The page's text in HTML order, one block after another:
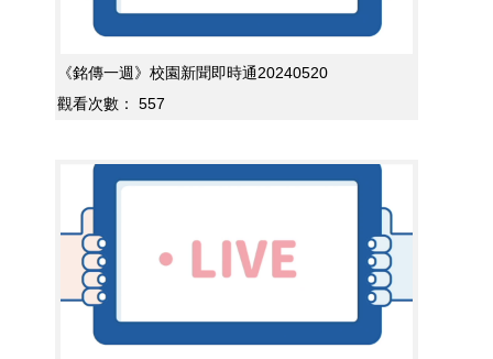
《銘傳一週》校園新聞即時通20240520
觀看次數：
557